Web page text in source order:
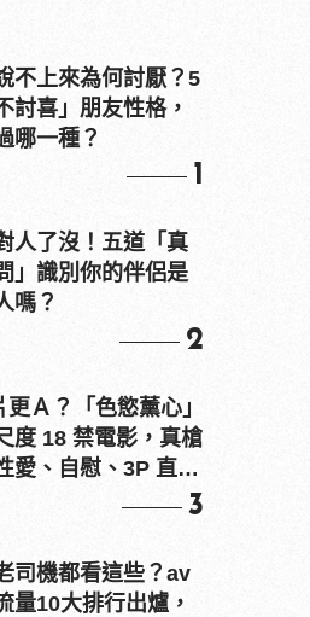
不上來為何討厭？5
討喜」朋友性格，
哪一種？
1
人了沒！五道「真
」識別你的伴侶是
嗎？
2
更Ａ？「色慾薰心」
度 18 禁電影，真槍
愛、自慰、3P 直接
3
司機都看這些？av
量10大排行出爐，